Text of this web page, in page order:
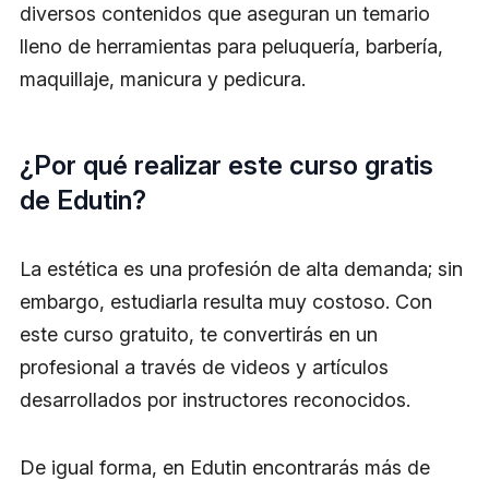
diversos contenidos que aseguran un temario
lleno de herramientas para peluquería, barbería,
maquillaje, manicura y pedicura.
¿Por qué realizar este curso gratis
de Edutin?
La estética es una profesión de alta demanda; sin
embargo, estudiarla resulta muy costoso. Con
este curso gratuito, te convertirás en un
profesional a través de videos y artículos
desarrollados por instructores reconocidos.
De igual forma, en Edutin encontrarás más de